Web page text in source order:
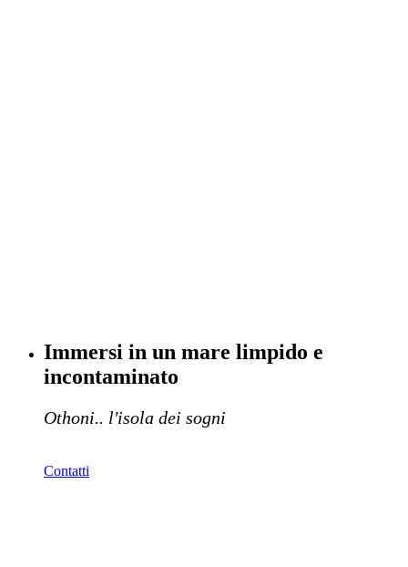
Immersi in un mare limpido e
incontaminato
Othoni.. l'isola dei sogni
Contatti